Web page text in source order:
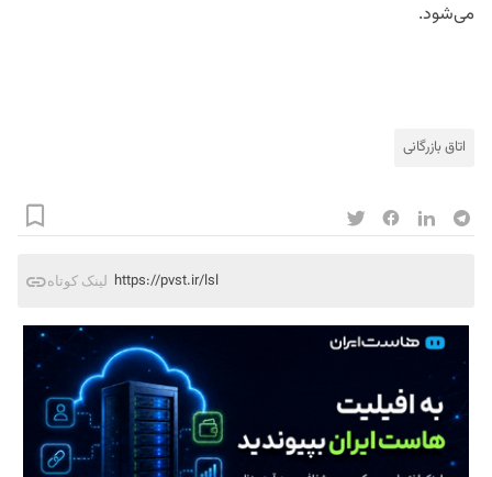
می‌شود.
اتاق بازرگانی
لینک کوتاه https://pvst.ir/lsl